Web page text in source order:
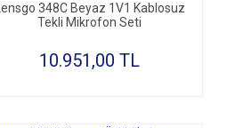
Lensgo 348C Beyaz 1V1 Kablosuz
Tekli Mikrofon Seti
10.951,00 TL